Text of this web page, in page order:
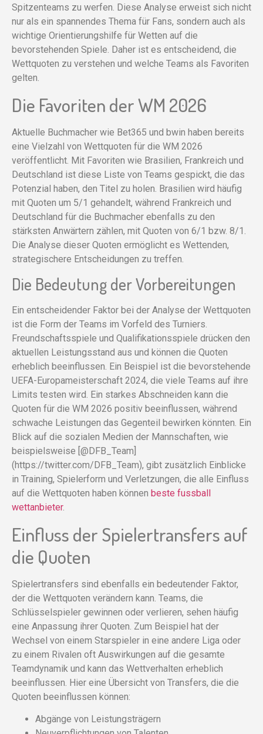
Spitzenteams zu werfen. Diese Analyse erweist sich nicht
nur als ein spannendes Thema für Fans, sondern auch als
wichtige Orientierungshilfe für Wetten auf die
bevorstehenden Spiele. Daher ist es entscheidend, die
Wettquoten zu verstehen und welche Teams als Favoriten
gelten.
Die Favoriten der WM 2026
Aktuelle Buchmacher wie Bet365 und bwin haben bereits
eine Vielzahl von Wettquoten für die WM 2026
veröffentlicht. Mit Favoriten wie Brasilien, Frankreich und
Deutschland ist diese Liste von Teams gespickt, die das
Potenzial haben, den Titel zu holen. Brasilien wird häufig
mit Quoten um 5/1 gehandelt, während Frankreich und
Deutschland für die Buchmacher ebenfalls zu den
stärksten Anwärtern zählen, mit Quoten von 6/1 bzw. 8/1.
Die Analyse dieser Quoten ermöglicht es Wettenden,
strategischere Entscheidungen zu treffen.
Die Bedeutung der Vorbereitungen
Ein entscheidender Faktor bei der Analyse der Wettquoten
ist die Form der Teams im Vorfeld des Turniers.
Freundschaftsspiele und Qualifikationsspiele drücken den
aktuellen Leistungsstand aus und können die Quoten
erheblich beeinflussen. Ein Beispiel ist die bevorstehende
UEFA-Europameisterschaft 2024, die viele Teams auf ihre
Limits testen wird. Ein starkes Abschneiden kann die
Quoten für die WM 2026 positiv beeinflussen, während
schwache Leistungen das Gegenteil bewirken könnten. Ein
Blick auf die sozialen Medien der Mannschaften, wie
beispielsweise [@DFB_Team]
(https://twitter.com/DFB_Team), gibt zusätzlich Einblicke
in Training, Spielerform und Verletzungen, die alle Einfluss
auf die Wettquoten haben können beste fussball
wettanbieter.
Einfluss der Spielertransfers auf
die Quoten
Spielertransfers sind ebenfalls ein bedeutender Faktor,
der die Wettquoten verändern kann. Teams, die
Schlüsselspieler gewinnen oder verlieren, sehen häufig
eine Anpassung ihrer Quoten. Zum Beispiel hat der
Wechsel von einem Starspieler in eine andere Liga oder
zu einem Rivalen oft Auswirkungen auf die gesamte
Teamdynamik und kann das Wettverhalten erheblich
beeinflussen. Hier eine Übersicht von Transfers, die die
Quoten beeinflussen können:
Abgänge von Leistungsträgern